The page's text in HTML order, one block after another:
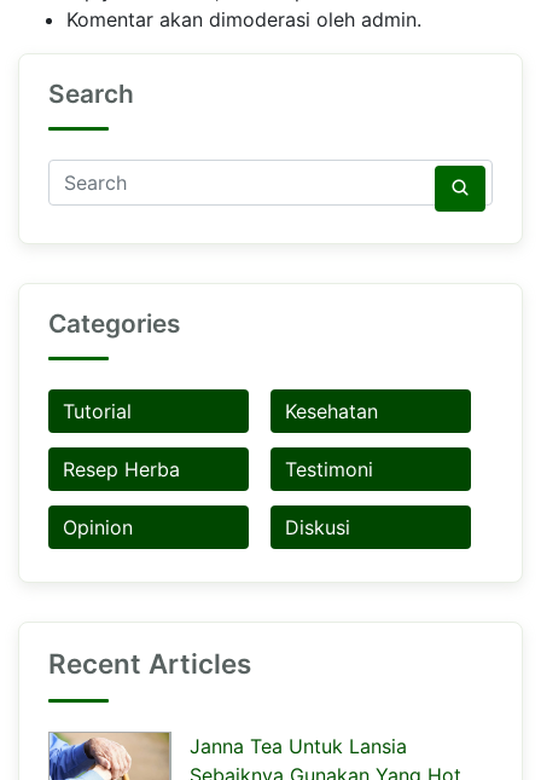
Komentar akan dimoderasi oleh admin.
Search
Categories
Tutorial Kesehatan
Resep Herba Testimoni
Opinion Diskusi
Recent Articles
Janna Tea Untuk Lansia
Sebaiknya Gunakan Yang Hot